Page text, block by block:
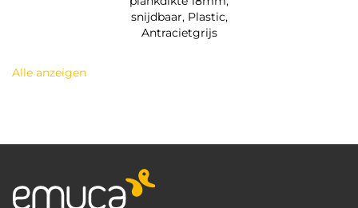
snijdbaar, Plastic,
Antracietgrijs
Alle anzeigen